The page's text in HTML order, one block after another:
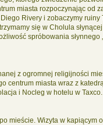
miasta rozpoczynając od
Rivery i zobaczymy
się w Cholula
spróbowania
z ogromnej religijności
miasta wraz z
i Nocleg w hotelu w
mieście. Wizyta w kapiącym